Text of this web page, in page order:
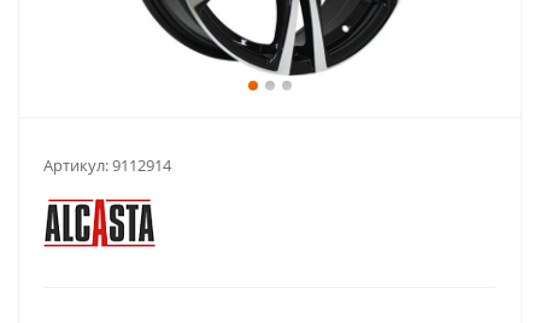
Артикул:9112914